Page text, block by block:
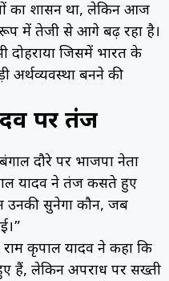
का शासन था, लेकिन आज
में तेजी से आगे बढ़ रहा है।
दोहराया जिसमें भारत के
अर्थव्यवस्था बनने की
पर तंज
दौरे पर भाजपा नेता
यादव ने तंज कसते हुए
उनकी सुनेगा कौन, जब
कृपाल यादव ने कहा कि
हैं, लेकिन अपराध पर सख्ती